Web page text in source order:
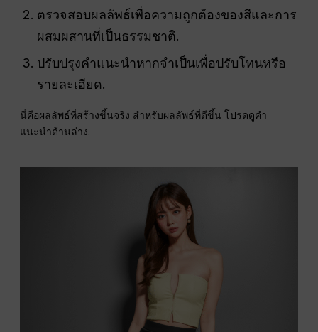
ตรวจสอบผลลัพธ์เพื่อความถูกต้องของสีและการ
ผสมผสานที่เป็นธรรมชาติ.
ปรับปรุงคำแนะนำหากจำเป็นเพื่อปรับโทนหรือ
รายละเอียด.
นี่คือผลลัพธ์ที่สร้างขึ้นจริง สำหรับผลลัพธ์ที่ดีขึ้น โปรดดูคำ
แนะนำด้านล่าง.